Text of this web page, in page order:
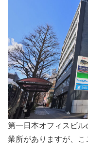
第一日本オフィスビ
業所がありますが、こ